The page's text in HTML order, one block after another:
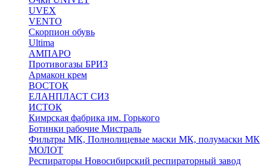
UVEX
VENTO
Скорпион обувь
Ultima
АМПАРО
Противогазы БРИЗ
Армакон крем
ВОСТОК
ЕЛАНПЛАСТ СИЗ
ИСТОК
Кимрская фабрика им. Горького
Ботинки рабочие Мистраль
Фильтры МК, Полнолицевые маски МК, полумаски МК
МОЛОТ
Респираторы Новосибирский респираторный завод